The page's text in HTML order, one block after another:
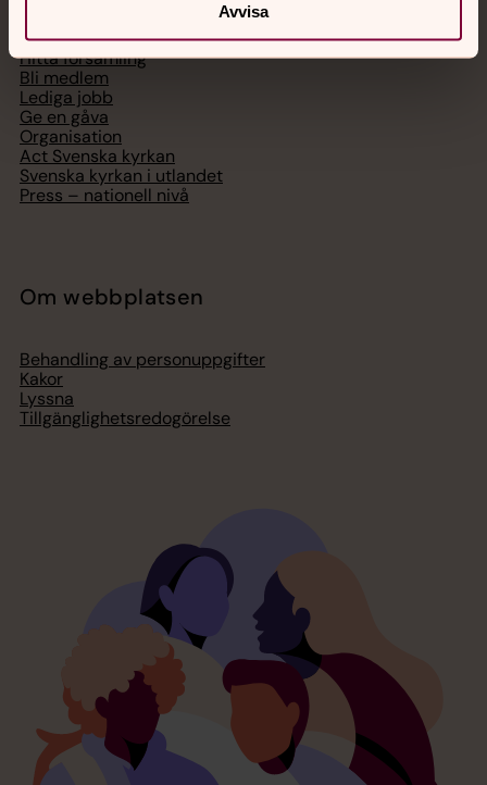
Avvisa
Hitta församling
Bli medlem
Lediga jobb
Ge en gåva
Organisation
Act Svenska kyrkan
Svenska kyrkan i utlandet
Press – nationell nivå
Om webbplatsen
Behandling av personuppgifter
Kakor
Lyssna
Tillgänglighetsredogörelse